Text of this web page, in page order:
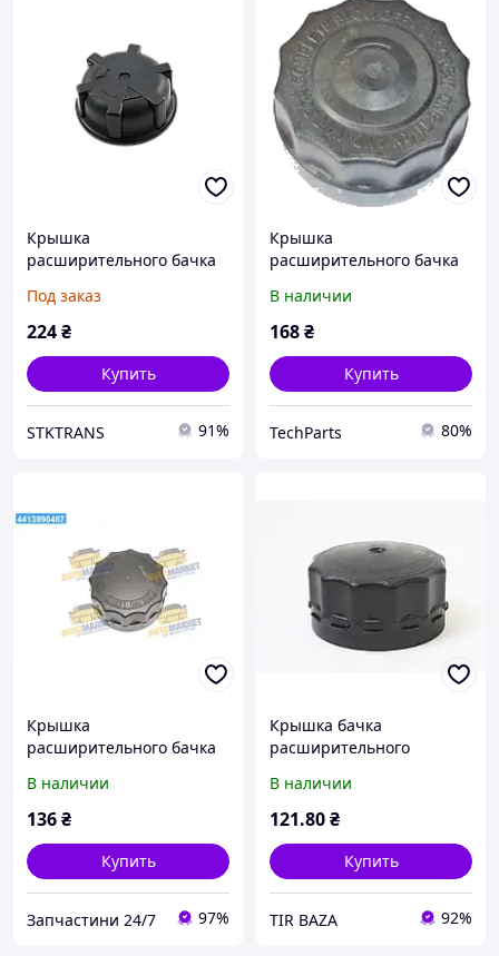
Крышка
расширительного бачка
Под заказ
224₴
Купить
STKTRANS 91%
Крышка
расширительного бачка
DBDA001TC
В наличии
168₴
Купить
TechParts 80%
Крышка
расширительного бачка
12-83 UA22
В наличии
136₴
Купить
Запчастини 24/7 97%
Крышка бачка
расширительного
В наличии
121.80₴
Купить
TIR BAZA 92%